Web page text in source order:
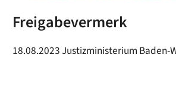
Freigabevermerk
18.08.2023 Justizministerium